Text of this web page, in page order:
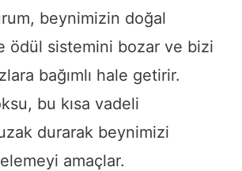
beynimizin doğal
ödül sistemini bozar ve bizi
bağımlı hale getirir.
bu kısa vadeli
durarak beynimizi
amaçlar.